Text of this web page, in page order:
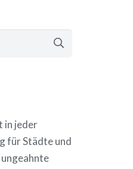
in jeder
für Städte und